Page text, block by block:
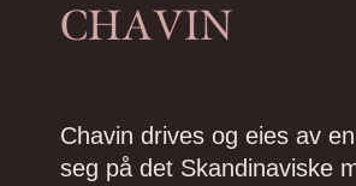
CHAVIN
Chavin drives og eies av
seg på det Skandinaviske